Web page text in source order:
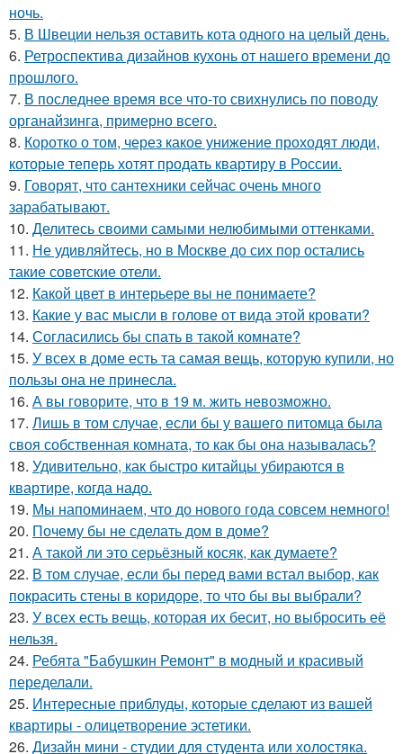
ночь.
5. В Швеции нельзя оставить кота одного на целый день.
6. Ретроспектива дизайнов кухонь от нашего времени до
прошлого.
7. В последнее время все что-то свихнулись по поводу
органайзинга, примерно всего.
8. Коротко о том, через какое унижение проходят люди,
которые теперь хотят продать квартиру в России.
9. Говорят, что сантехники сейчас очень много
зарабатывают.
10. Делитесь своими самыми нелюбимыми оттенками.
11. Не удивляйтесь, но в Москве до сих пор остались
такие советские отели.
12. Какой цвет в интерьере вы не понимаете?
13. Какие у вас мысли в голове от вида этой кровати?
14. Согласились бы спать в такой комнате?
15. У всех в доме есть та самая вещь, которую купили, но
пользы она не принесла.
16. А вы говорите, что в 19 м. жить невозможно.
17. Лишь в том случае, если бы у вашего питомца была
своя собственная комната, то как бы она называлась?
18. Удивительно, как быстро китайцы убираются в
квартире, когда надо.
19. Мы напоминаем, что до нового года совсем немного!
20. Почему бы не сделать дом в доме?
21. А такой ли это серьёзный косяк, как думаете?
22. В том случае, если бы перед вами встал выбор, как
покрасить стены в коридоре, то что бы вы выбрали?
23. У всех есть вещь, которая их бесит, но выбросить её
нельзя.
24. Ребята "Бабушкин Ремонт" в модный и красивый
переделали.
25. Интересные приблуды, которые сделают из вашей
квартиры - олицетворение эстетики.
26. Дизайн мини - студии для студента или холостяка.